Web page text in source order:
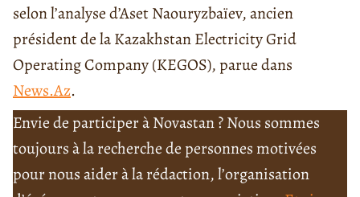
selon l’analyse d’Aset Naouryzbaïev, ancien
président de la Kazakhstan Electricity Grid
Operating Company (KEGOS), parue dans
News.Az.
Envie de participer à Novastan ? Nous sommes
toujours à la recherche de personnes motivées
pour nous aider à la rédaction, l’organisation